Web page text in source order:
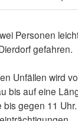
Personen
gefahren.
Unfällen wird
bis auf eine
gegen 11